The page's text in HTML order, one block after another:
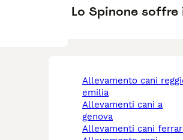
Lo Spinone soffre
allevamento cani reggio
emilia
allevamenti cani a
genova
allevamenti cani